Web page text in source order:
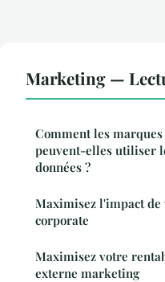
Marketing —
Comment les
peuvent-elles utiliser
données ?
Maximisez l'impact
corporate
Maximisez votre
externe marketing